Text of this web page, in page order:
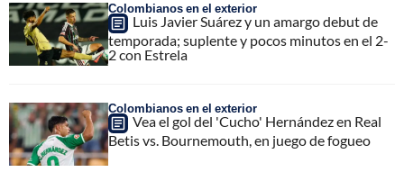
Colombianos en el exterior
Luis Javier Suárez y un amargo debut de
temporada; suplente y pocos minutos en el 2-
2 con Estrela
Colombianos en el exterior
Vea el gol del 'Cucho' Hernández en Real
Betis vs. Bournemouth, en juego de fogueo